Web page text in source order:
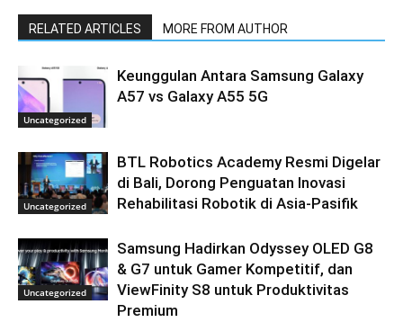
RELATED ARTICLES MORE FROM AUTHOR
Uncategorized
Keunggulan Antara Samsung Galaxy
A57 vs Galaxy A55 5G
Uncategorized
BTL Robotics Academy Resmi Digelar
di Bali, Dorong Penguatan Inovasi
Rehabilitasi Robotik di Asia-Pasifik
Uncategorized
Samsung Hadirkan Odyssey OLED G8
& G7 untuk Gamer Kompetitif, dan
ViewFinity S8 untuk Produktivitas
Premium